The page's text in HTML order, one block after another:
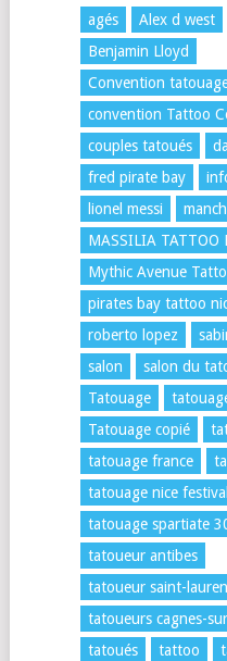
agés Alex d west
Benjamin Lloyd
Convention
convention Tattoo
couples tatoués
fred pirate bay
lionel messi
MASSILIA TATTOO
Mythic Avenue
pirates bay tattoo
roberto lopez
salon
salon du
Tatouage
Tatouage copié
tatouage france
tatouage nice festival
tatouage spartiate
tatoueur antibes
tatoueur saint-
tatoueurs cagnes-
tatoués
tattoo